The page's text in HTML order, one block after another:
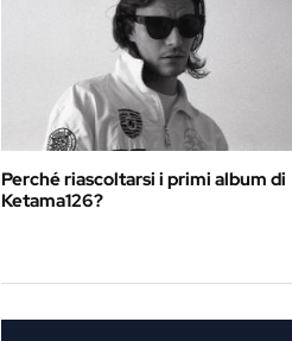
Perché riascoltarsi i primi album di
Ketama126?